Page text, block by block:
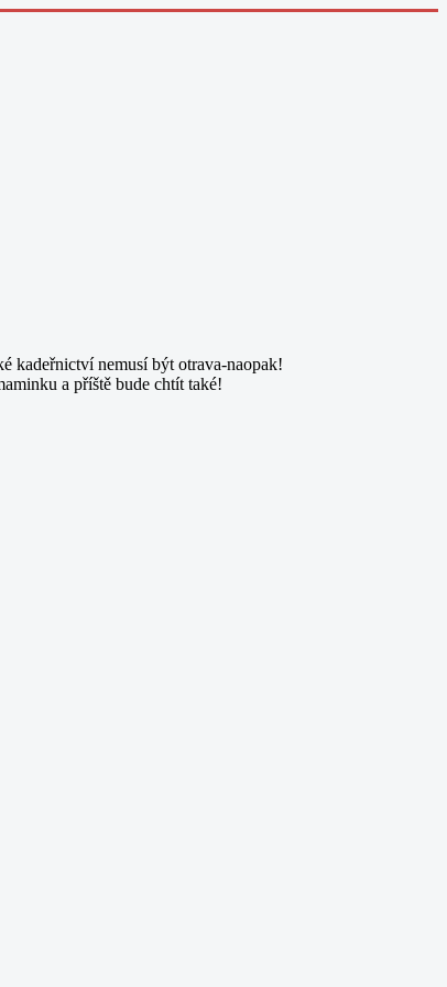
kadeřnictví nemusí být otrava-naopak!
a příště bude chtít také!